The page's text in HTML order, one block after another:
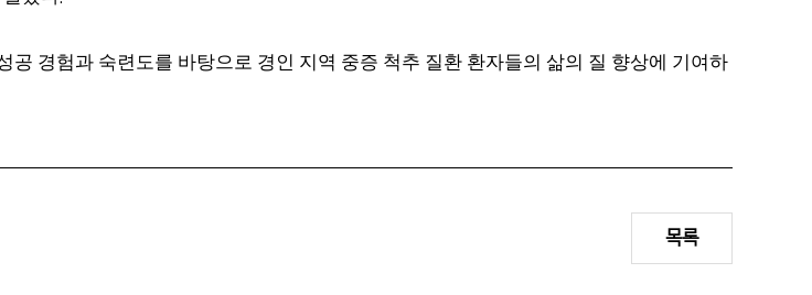
공 경험과 숙련도를 바탕으로 경인 지역 중증 척추 질환 환자들의 삶의 질 향상에 기여하
목록